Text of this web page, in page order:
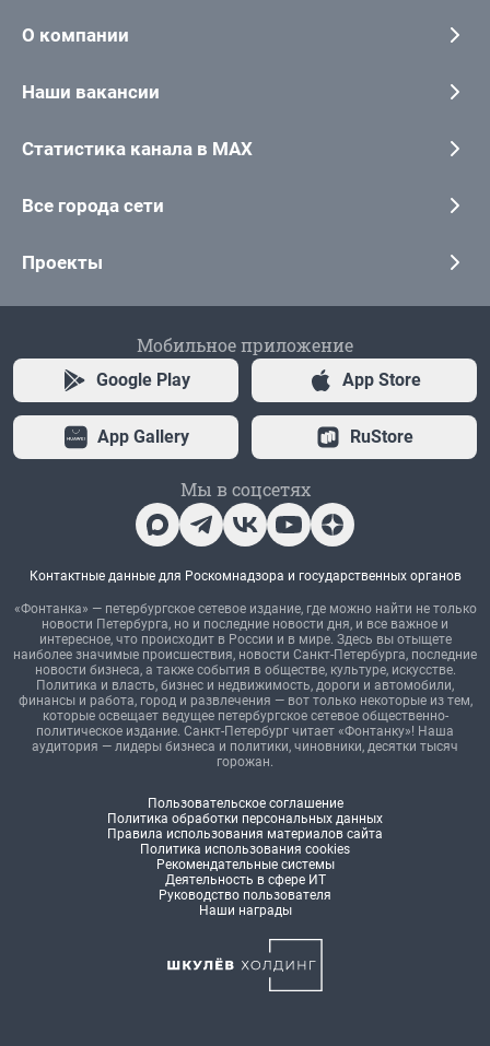
О компании
Наши вакансии
Статистика канала в MAX
Все города сети
Проекты
Мобильное приложение
Google Play App Store
App Gallery RuStore
Мы в соцсетях
Контактные данные для Роскомнадзора и государственных органов
«Фонтанка» — петербургское сетевое издание, где можно найти не только
новости Петербурга, но и последние новости дня, и все важное и
интересное, что происходит в России и в мире. Здесь вы отыщете
наиболее значимые происшествия, новости Санкт-Петербурга, последние
новости бизнеса, а также события в обществе, культуре, искусстве.
Политика и власть, бизнес и недвижимость, дороги и автомобили,
финансы и работа, город и развлечения — вот только некоторые из тем,
которые освещает ведущее петербургское сетевое общественно-
политическое издание. Санкт-Петербург читает «Фонтанку»! Наша
аудитория — лидеры бизнеса и политики, чиновники, десятки тысяч
горожан.
Пользовательское соглашение
Политика обработки персональных данных
Правила использования материалов сайта
Политика использования cookies
Рекомендательные системы
Деятельность в сфере ИТ
Руководство пользователя
Наши награды